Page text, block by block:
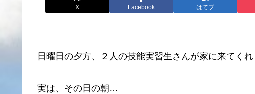
X Facebook はてブ
日曜日の夕方、２人の技能実習生さんが家に来てくれ
実は、その日の朝…